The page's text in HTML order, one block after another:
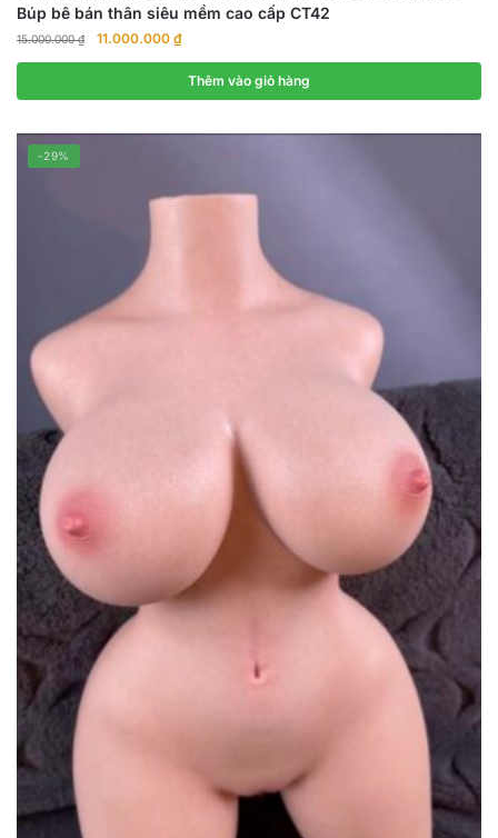
Búp bê bán thân siêu mềm cao cấp CT42
15.000.000₫
Giá
15.000.000 ₫.
11.000.000 ₫Giá
tại
là:
Thêm vào giỏ hàng
-29%